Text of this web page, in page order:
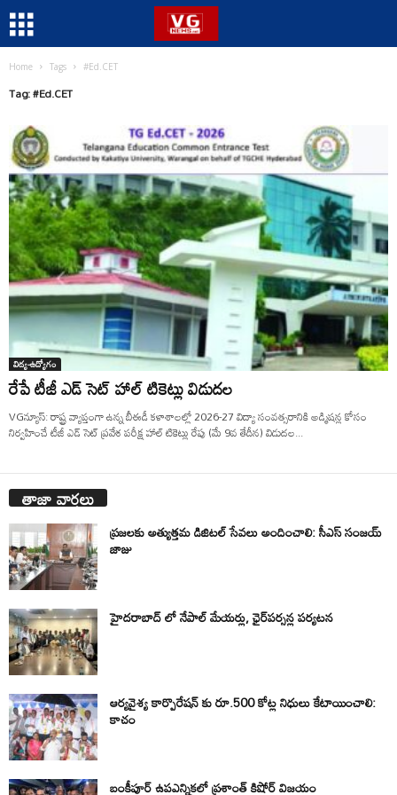
Home Tags #Ed.CET
Tag: #Ed.CET
విద్య-ఉద్యోగం
రేపే టీజీ ఎడ్ సెట్ హాల్ టికెట్లు విడుదల
VGన్యూస్: రాష్ట్ర వ్యాప్తంగా ఉన్న బీఈడీ కళాశాలల్లో 2026-27 విద్యా సంవత్సరానికి అడ్మిషన్ల కోసం
నిర్వహించే టీజీ ఎడ్ సెట్ ప్రవేశ పరీక్ష హాల్ టికెట్లు రేపు (మే 9వ తేదీన) విడుదల...
తాజా వార్తలు
ప్రజలకు అత్యుత్తమ డిజిటల్ సేవలు అందించాలి: సీఎస్ సంజయ్
జాజు
హైదరాబాద్ లో నేపాల్ మేయర్లు, ఛైర్‌పర్సన్ల పర్యటన
ఆర్యవైశ్య కార్పొరేషన్ కు రూ.500 కోట్ల నిధులు కేటాయించాలి:
కాచం
బంకీపూర్ ఉపఎన్నికలో ప్రశాంత్ కిషోర్ విజయం